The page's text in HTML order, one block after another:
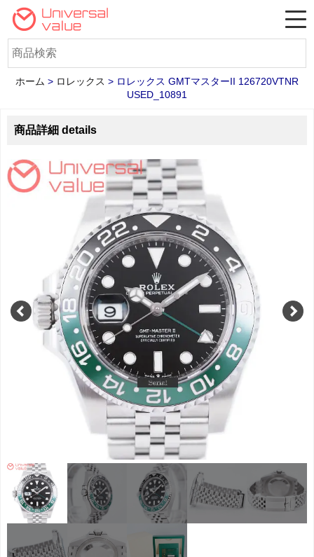
ホーム > ロレックス > ロレックス GMTマスターII 126720VTNR
USED_10891
商品詳細 details